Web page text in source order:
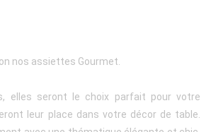
nos assiettes Gourmet.
elles seront le choix parfait pour votre
leur place dans votre décor de table.